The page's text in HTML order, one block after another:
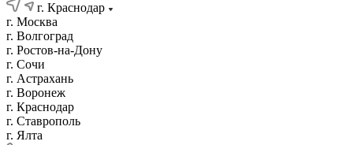
г. Краснодар
г. Москва
г. Волгоград
г. Ростов-на-Дону
г. Сочи
г. Астрахань
г. Воронеж
г. Краснодар
г. Ставрополь
г. Ялта